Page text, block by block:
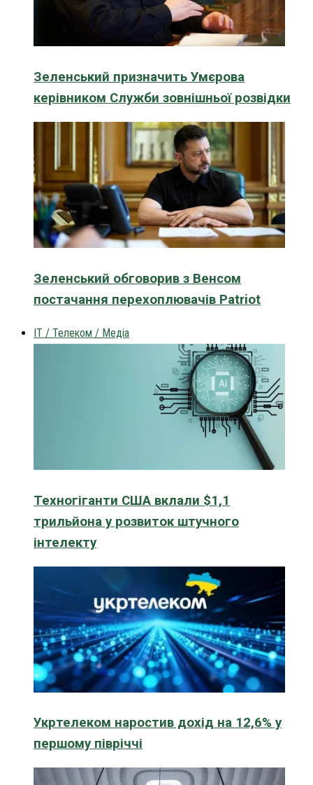
Зеленський призначить Умєрова
керівником Служби зовнішньої розвідки
Зеленський обговорив з Венсом
постачання перехоплювачів Patriot
IT / Телеком / Медіа
Техногіганти США вклали $1,1
трильйона у розвиток штучного
інтелекту
Укртелеком наростив дохід на 12,6% у
першому півріччі